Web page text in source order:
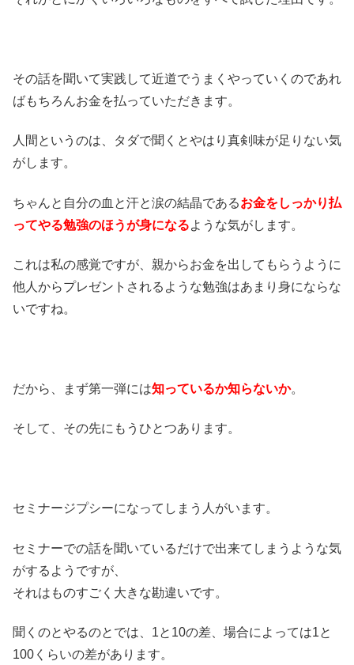
その話を聞いて実践して近道でうまくやっていくのであれ
ばもちろんお金を払っていただきます。
人間というのは、タダで聞くとやはり真剣味が足りない気
がします。
ちゃんと自分の血と汗と涙の結晶であるお金をしっかり払
ってやる勉強のほうが身になるような気がします。
これは私の感覚ですが、親からお金を出してもらうように
他人からプレゼントされるような勉強はあまり身にならな
いですね。
だから、まず第一弾には知っているか知らないか。
そして、その先にもうひとつあります。
セミナージプシーになってしまう人がいます。
セミナーでの話を聞いているだけで出来てしまうような気
がするようですが、
それはものすごく大きな勘違いです。
聞くのとやるのとでは、1と10の差、場合によっては1と
100くらいの差があります。